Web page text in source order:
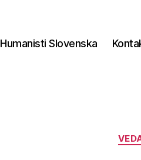
Humanisti Slovenska